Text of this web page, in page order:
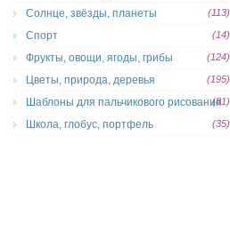
Солнце, звёзды, планеты (113)
Спорт (14)
Фрукты, овощи, ягоды, грибы (124)
Цветы, природа, деревья (195)
Шаблоны для пальчикового рисования(81)
Школа, глобус, портфель (35)